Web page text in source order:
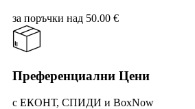
за поръчки над 50.00 €
Преференциални Цени
с ЕКОНТ, СПИДИ и BoxNow